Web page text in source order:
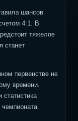
шансов
4:1. В
тяжелое
станет
первенстве не
времени.
статистика